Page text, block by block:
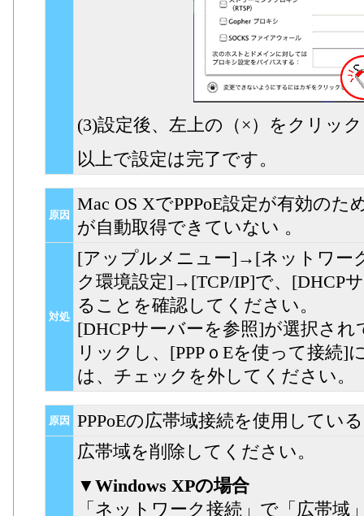
(3)設定後、左上の（×）をクリッ
以上で設定は完了です。
原因
Mac OS XでPPPoE設定が有効の
が自動取得できていない 。
対処
[アップルメニュー]→[ネットワー
ク環境設定]→[TCP/IP]で、[DHCP
ることを確認してください。
[DHCPサーバーを参照]が選択され
リックし、[PPPｏEを使って接続
は、チェックを外してください。
原因 PPPoEの広帯域接続を使用してい
広帯域を削除してください。
▼Windows XPの場合
「ネットワーク接続」で「広帯域